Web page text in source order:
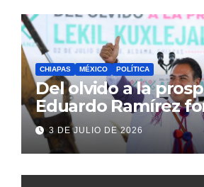
CHIAPAS MÉXICO POLÍTICA
Del olvido a la
Eduardo Ramírez
transformación de
con inversión
3 DE JULIO DE 2026